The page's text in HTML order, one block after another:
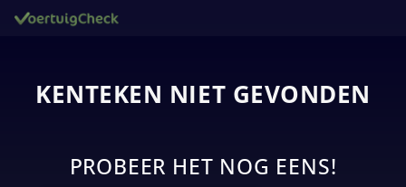
KENTEKEN NIET GEVONDEN
PROBEER HET NOG EENS!